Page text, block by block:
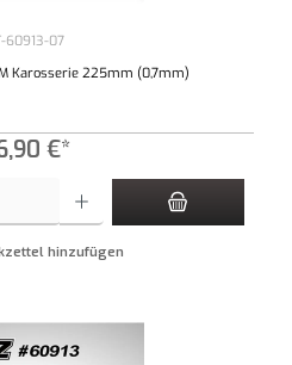
60913-07
Karosserie 225mm (0,7mm)
€*
hinzufügen